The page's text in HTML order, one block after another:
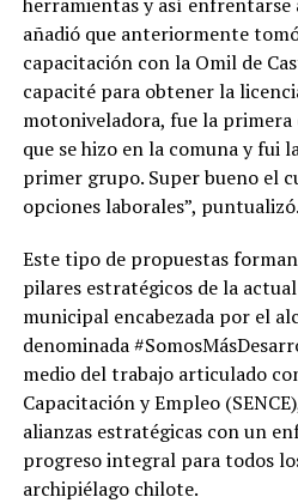
añadió que anteriormente
capacitación con la Omil de
capacité para obtener la
motoniveladora, fue la
que se hizo en la comuna y fui
primer grupo. Super bueno el
opciones laborales”, puntualizó.
Este tipo de propuestas
pilares estratégicos de la
municipal encabezada por el
denominada
medio del trabajo articulado
Capacitación y Empleo
alianzas estratégicas con un
progreso integral para todos
archipiélago chilote.